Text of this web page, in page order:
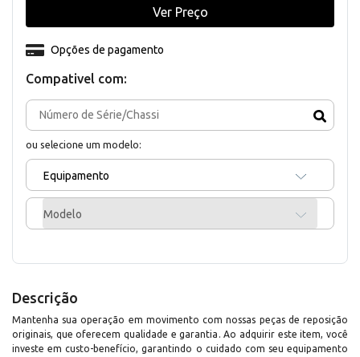
Compativel com:
ou selecione um modelo:
Equipamento
Modelo
Opções de pagamento
Ver Preço
Descrição
Mantenha sua operação em movimento com nossas peças de reposição
originais, que oferecem qualidade e garantia. Ao adquirir este item, você
investe em custo-benefício, garantindo o cuidado com seu equipamento